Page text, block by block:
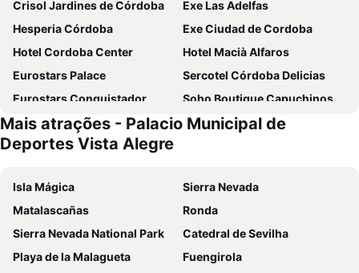
Crisol Jardines de Córdoba
Exe Las Adelfas
Hesperia Córdoba
Exe Ciudad de Cordoba
Hotel Cordoba Center
Hotel Macià Alfaros
Eurostars Palace
Sercotel Córdoba Delicias
Eurostars Conquistador
Soho Boutique Capuchinos & Spa
NH Córdoba Califa
H10 Palacio Colomera
NH Collection Palacio de Córdoba
Hotel DWO Finca Los Abetos
Soho Boutique Cordoba
Sercotel Córdoba Medina Azahara
Los Patios
Hotel Córdoba Centro
AC Hotel Cordoba
Parador de Córdoba
La Boutique Puerta Osario
Mais atrações - Palacio Municipal de
Deportes Vista Alegre
Isla Mágica
Sierra Nevada
Matalascañas
Ronda
Sierra Nevada National Park
Catedral de Sevilha
Playa de la Malagueta
Fuengirola